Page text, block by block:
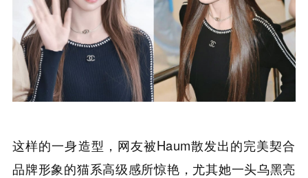
这样的一身造型，网友被Haum散发出的完美契合
品牌形象的猫系高级感所惊艳，尤其她一头乌黑亮